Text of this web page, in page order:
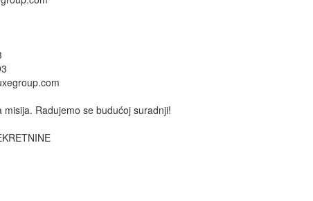
misija. Radujemo se budućoj suradnji!